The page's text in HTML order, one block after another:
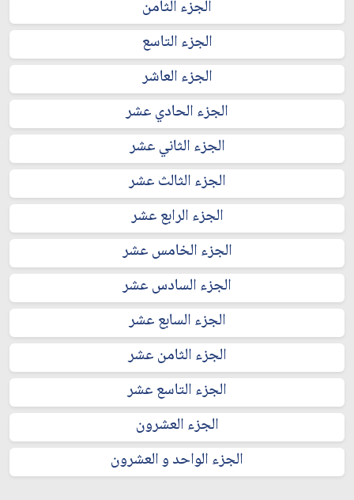
الجزء الثامن
الجزء التاسع
الجزء العاشر
الجزء الحادي عشر
الجزء الثاني عشر
الجزء الثالث عشر
الجزء الرابع عشر
الجزء الخامس عشر
الجزء السادس عشر
الجزء السابع عشر
الجزء الثامن عشر
الجزء التاسع عشر
الجزء العشرون
الجزء الواحد و العشرون